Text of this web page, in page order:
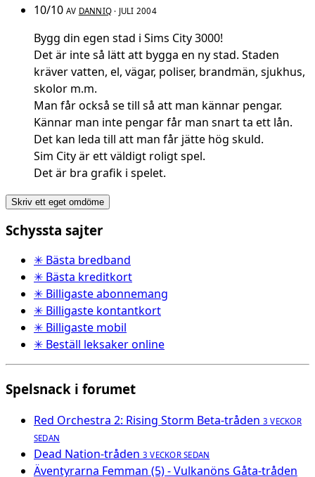
10/10 AV DANNIQ · JULI 2004
Bygg din egen stad i Sims City 3000!
Det är inte så lätt att bygga en ny stad. Staden
kräver vatten, el, vägar, poliser, brandmän, sjukhus,
skolor m.m.
Man får också se till så att man kännar pengar.
Kännar man inte pengar får man snart ta ett lån.
Det kan leda till att man får jätte hög skuld.
Sim City är ett väldigt roligt spel.
Det är bra grafik i spelet.
Skriv ett eget omdöme
Schyssta sajter
✳ Bästa bredband
✳ Bästa kreditkort
✳ Billigaste abonnemang
✳ Billigaste kontantkort
✳ Billigaste mobil
✳ Beställ leksaker online
Spelsnack i forumet
Red Orchestra 2: Rising Storm Beta-tråden 3 VECKOR
SEDAN
Dead Nation-tråden 3 VECKOR SEDAN
Äventyrarna Femman (5) - Vulkanöns Gåta-tråden